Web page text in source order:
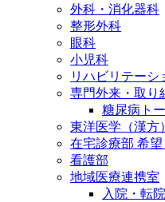
外科・消化器科
整形外科
眼科
小児科
リハビリテーシ
専門外来・取り
糖尿病ト
東洋医学（漢方
在宅診療部 希望
看護部
地域医療連携室
入院・転